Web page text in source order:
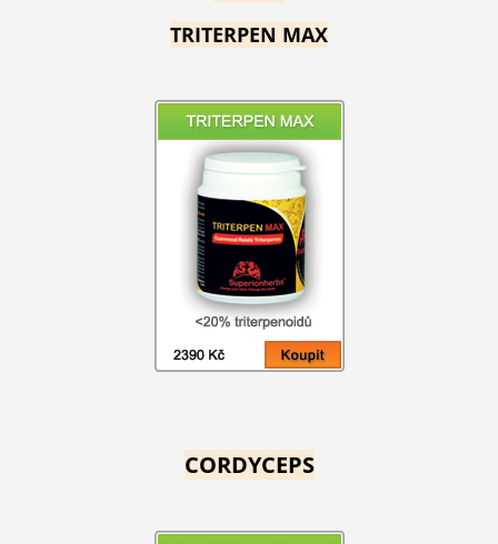
TRITERPEN MAX
CORDYCEPS